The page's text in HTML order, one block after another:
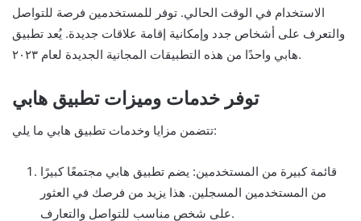
الاستخدام في الوقت الحالي. توفر للمستخدمين فرصة للتواصل
والتعرف على أشخاص جدد وإمكانية إقامة علاقات جديدة. يُعد تطبيق
هابي واحدًا من هذه التطبيقات المجانية الجديدة لعام ٢٠٢٣.
توفر خدمات وميزات تطبيق هابي
تتضمن مزايا وخدمات تطبيق هابي ما يلي:
قائمة كبيرة من المستخدمين: يضم تطبيق هابي مجتمعًا كبيرًا
من المستخدمين المسجلين. هذا يزيد من فرصك في العثور
على شخص مناسب للتواصل والتعارف.